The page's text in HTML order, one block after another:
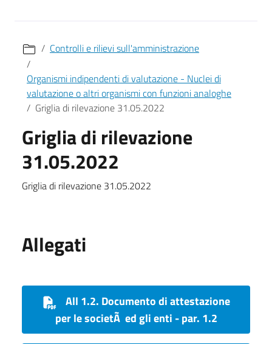
Controlli e rilievi sull'amministrazione
Organismi indipendenti di valutazione - Nuclei di
valutazione o altri organismi con funzioni analoghe
Griglia di rilevazione 31.05.2022
Griglia di rilevazione
31.05.2022
Griglia di rilevazione 31.05.2022
Allegati
All 1.2. Documento di attestazione
per le societÃ ed gli enti - par. 1.2